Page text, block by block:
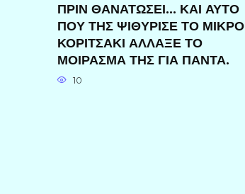
ΠΡΙΝ ΘΑΝΑΤΩΣΕΙ… ΚΑΙ ΑΥΤΟ
ΠΟΥ ΤΗΣ ΨΙΘΥΡΙΣΕ ΤΟ ΜΙΚΡΟ
ΚΟΡΙΤΣΑΚΙ ΑΛΛΑΞΕ ΤΟ
ΜΟΙΡΑΣΜΑ ΤΗΣ ΓΙΑ ΠΑΝΤΑ.
10